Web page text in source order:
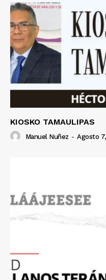
KIOSKO TAMAULIPAS
Manuel Nuñez - Agosto